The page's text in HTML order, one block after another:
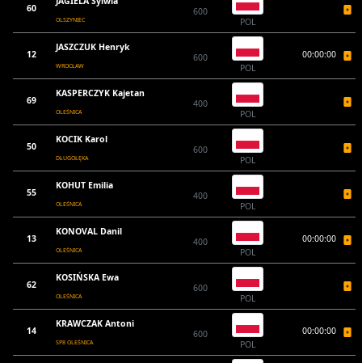
60
OLSZYNIEC
600
POL
12
JASZCZUK Henryk
WROCŁAW
600
POL
00:00:00
69
KASPERCZYK Kajetan
OLEŚNICA
400
POL
50
KOCIK Karol
DŁUGOŁĘKA
600
POL
55
KOHUT Emilia
OLEŚNICA
400
POL
13
KONOVAL Danil
OLEŚNICA
400
POL
00:00:00
62
KOSIŃSKA Ewa
OLEŚNICA
600
POL
14
KRAWCZAK Antoni
SP8 OLEŚNICA
600
POL
00:00:00